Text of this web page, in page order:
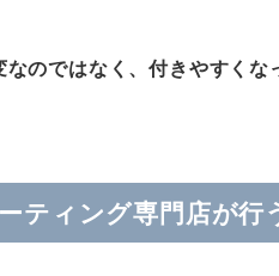
なのではなく、付きやすくな
ティング専門店が行